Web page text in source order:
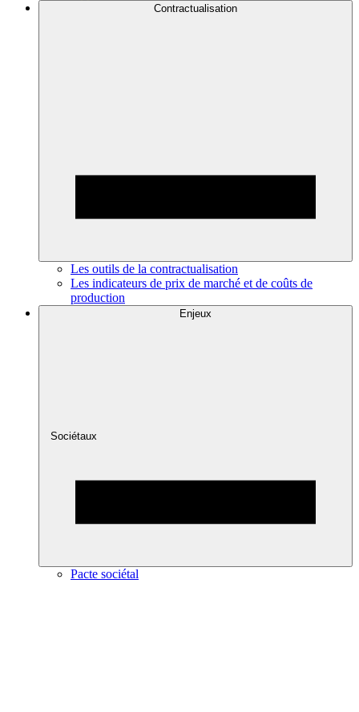
Contractualisation
Les outils de la contractualisation
Les indicateurs de prix de marché et de coûts de
production
Enjeux
Sociétaux
Pacte sociétal